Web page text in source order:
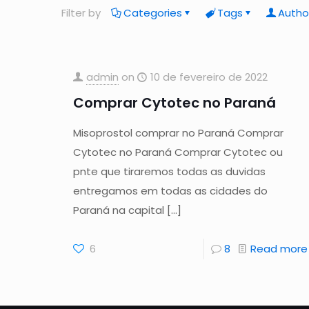
Filter by Categories Tags
admin on 10 de fevereiro de 2022
Comprar Cytotec no Paraná
Misoprostol comprar no Paraná Comprar
Cytotec no Paraná Comprar Cytotec ou
pnte que tiraremos todas as duvidas
entregamos em todas as cidades do
Paraná na capital […]
6 8 Read more